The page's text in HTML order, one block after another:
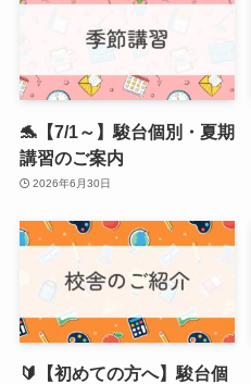
🐬【7/1～】駿台個別・夏期
講習のご案内
2026年6月30日
🔰【初めての方へ】駿台個